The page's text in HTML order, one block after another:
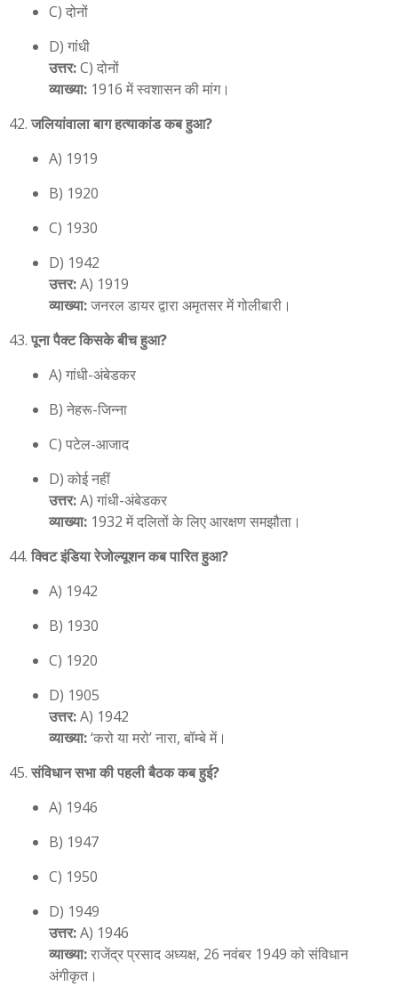
C) दोनों
D) गांधी
उत्तर:C) दोनों
व्याख्या: 1916 में स्वशासन की मांग।
जलियांवाला बाग हत्याकांड कब हुआ?
A) 1919
B) 1920
C) 1930
D) 1942
उत्तर:A) 1919
व्याख्या:जनरल डायर द्वारा अमृतसर में गोलीबारी।
पूना पैक्ट किसके बीच हुआ?
A) गांधी-अंबेडकर
B) नेहरू-जिन्ना
C) पटेल-आजाद
D) कोई नहीं
उत्तर:A) गांधी-अंबेडकर
व्याख्या: 1932 में दलितों के लिए आरक्षण समझौता।
क्विट इंडिया रेजोल्यूशन कब पारित हुआ?
A) 1942
B) 1930
C) 1920
D) 1905
उत्तर:A) 1942
व्याख्या:‘करो या मरो’ नारा, बॉम्बे में।
संविधान सभा की पहली बैठक कब हुई?
A) 1946
B) 1947
C) 1950
D) 1949
उत्तर:A) 1946
व्याख्या:राजेंद्र प्रसाद अध्यक्ष, 26 नवंबर 1949 को संविधान
अंगीकृत।